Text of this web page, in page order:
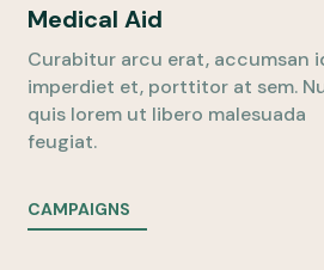
Medical Aid
Curabitur arcu erat, accumsan
imperdiet et, porttitor at sem.
quis lorem ut libero malesuada
feugiat.
CAMPAIGNS